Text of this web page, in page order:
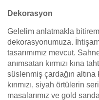
Dekorasyon
Gelelim anlatmakla
dekorasyonumuza.
tasarımımız mevcut.
anımsatan kırmızı kına
süslenmiş çardağın
kırımızı, siyah örtülerin
masalarımız ve gold